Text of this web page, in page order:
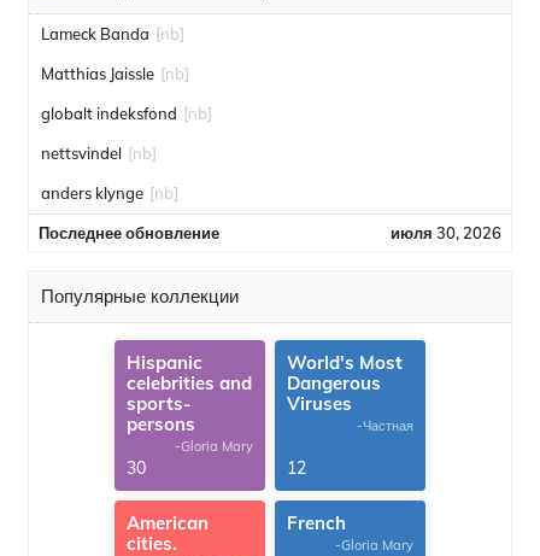
Lameck Banda [nb]
Matthias Jaissle [nb]
globalt indeksfond [nb]
nettsvindel [nb]
anders klynge [nb]
Последнее обновление июля 30, 2026
Популярные коллекции
Hispanic
celebrities and
sports-
persons
-Gloria Mary
30
World's Most
Dangerous
Viruses
-Частная
12
American
cities.
French
-Gloria Mary